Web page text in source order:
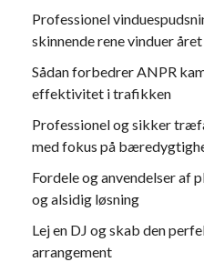
Professionel
skinnende rene vinduer
Sådan forbedrer ANPR
effektivitet i trafikken
Professionel og sikker
med fokus på
Fordele og anvendelser af
og alsidig løsning
Lej en DJ og skab den
arrangement